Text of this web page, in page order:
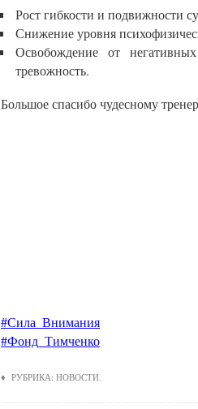
Рост гибкости и подвижности
Снижение уровня
Освобождение от
тревожность.
Большое спасибо чудесному
#Сила_Внимания
#Фонд_Тимченко
♦ РУБРИКА: НОВОСТИ.